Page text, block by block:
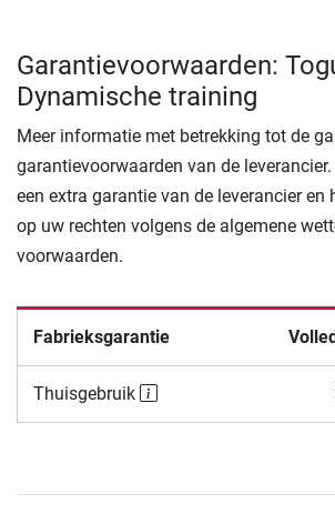
Garantievoorwaarden:
Dynamische training
Meer informatie met betrekking tot de
garantievoorwaarden van de
een extra garantie van de leverancier en
op uw rechten volgens de algemene
voorwaarden.
Fabrieksgarantie
Thuisgebruik